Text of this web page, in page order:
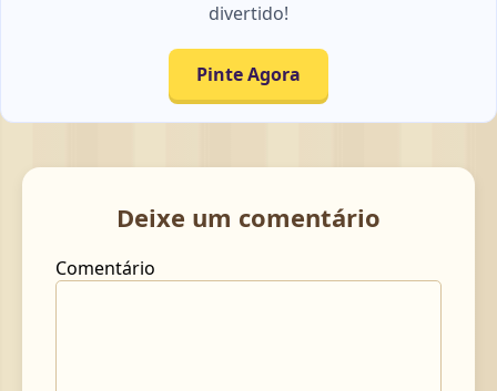
divertido!
Pinte Agora
Deixe um comentário
Comentário